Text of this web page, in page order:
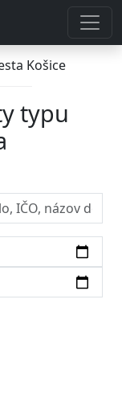
Košice
typu